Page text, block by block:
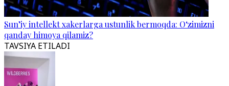
Sun’iy intellekt xakerlarga ustunlik bermoqda: O‘zimizni
qanday himoya qilamiz?
TAVSIYA ETILADI